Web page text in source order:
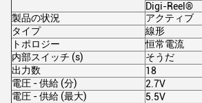
Digi-Reel®
製品の状況
アクティブ
タイプ
線形
トポロジー
恒常電流
内部スイッチ (s)
そうだ
出力数
18
電圧 - 供給 (分)
2.7V
電圧 - 供給 (最大)
5.5V